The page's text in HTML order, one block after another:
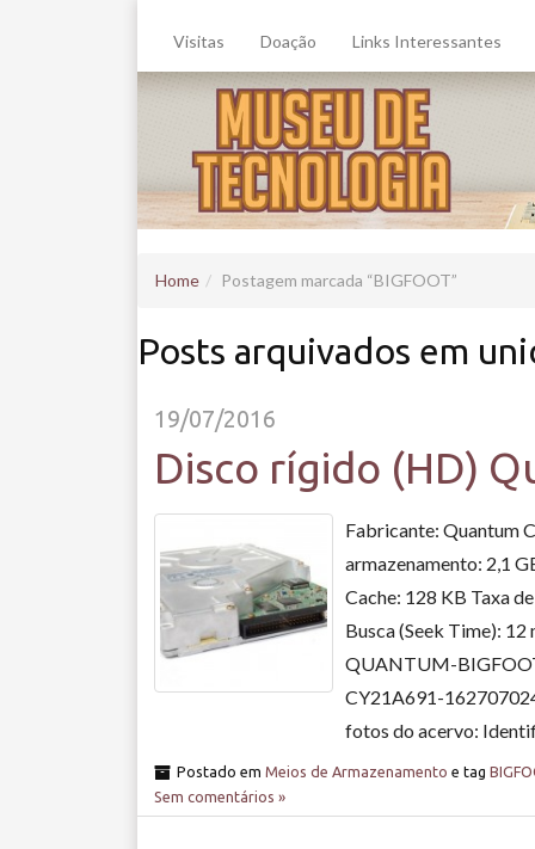
Visitas Doação Links Interessantes
Home Postagem marcada BIGFOOT
Posts arquivados em
19/07/2016
Disco rígido (HD)
Fabricante: Quantum
armazenamento: 2,1
Cache: 128 KB Taxa
Busca (Seek Time):
QUANTUM-
CY21A691-
fotos do acervo:
Postado em Meios de Armazenamento e tag
Sem comentários »